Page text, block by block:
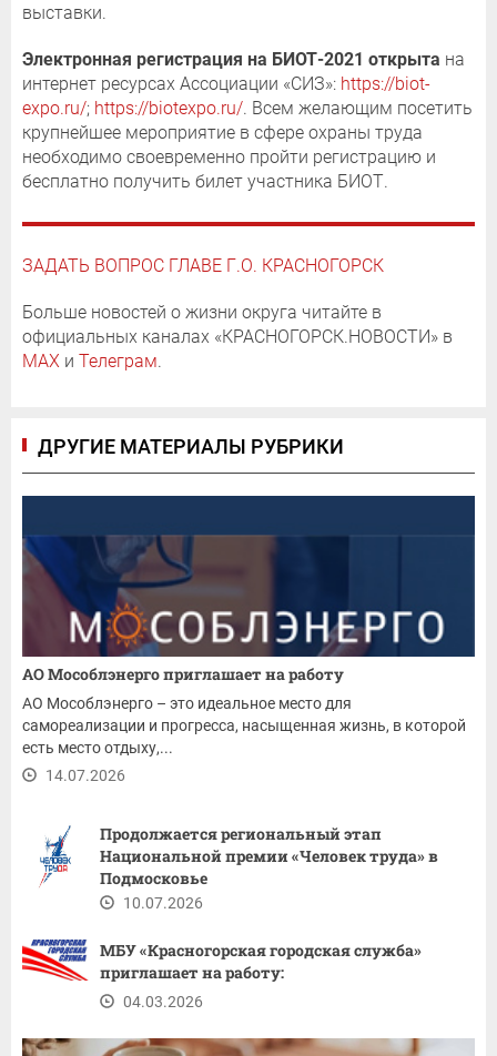
выставки.
Электронная регистрация на БИОТ-2021 открыта на
интернет ресурсах Ассоциации «СИЗ»: https://biot-
expo.ru/; https://biotexpo.ru/. Всем желающим посетить
крупнейшее мероприятие в сфере охраны труда
необходимо своевременно пройти регистрацию и
бесплатно получить билет участника БИОТ.
ЗАДАТЬ ВОПРОС ГЛАВЕ Г.О. КРАСНОГОРСК
Больше новостей о жизни округа читайте в
официальных каналах «КРАСНОГОРСК.НОВОСТИ» в
MAX и Телеграм.
ДРУГИЕ МАТЕРИАЛЫ РУБРИКИ
АО Мособлэнерго приглашает на работу
АО Мособлэнерго – это идеальное место для
самореализации и прогресса, насыщенная жизнь, в которой
есть место отдыху,...
14.07.2026
Продолжается региональный этап
Национальной премии «Человек труда» в
Подмосковье
10.07.2026
МБУ «Красногорская городская служба»
приглашает на работу:
04.03.2026